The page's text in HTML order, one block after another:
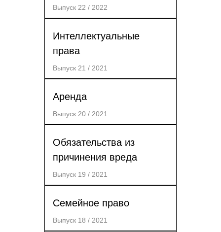
Выпуск 22 / 2022
Интеллектуальные
права
Выпуск 21 / 2021
Аренда
Выпуск 20 / 2021
Обязательства из
причинения вреда
Выпуск 19 / 2021
Семейное право
Выпуск 18 / 2021